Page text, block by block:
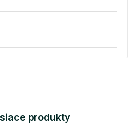
produkty